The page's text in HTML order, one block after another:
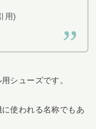
用)
シューズです。
使われる名称でもあ